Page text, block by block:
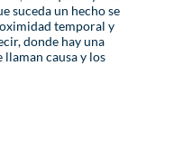
suceda un hecho se
temporal y
donde hay una
causa y los